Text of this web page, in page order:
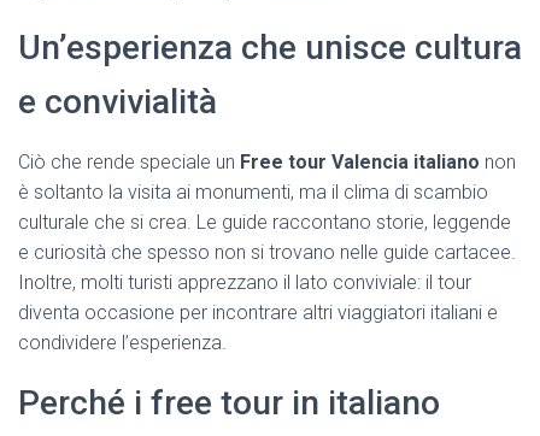
Un’esperienza che unisce cultura
e convivialità
Ciò che rende speciale un Free tour Valencia italiano non
è soltanto la visita ai monumenti, ma il clima di scambio
culturale che si crea. Le guide raccontano storie, leggende
e curiosità che spesso non si trovano nelle guide cartacee.
Inoltre, molti turisti apprezzano il lato conviviale: il tour
diventa occasione per incontrare altri viaggiatori italiani e
condividere l’esperienza.
Perché i free tour in italiano